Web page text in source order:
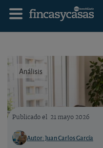
Análisis
Publicado el 21 mayo 2026
Autor: Juan Carlos García